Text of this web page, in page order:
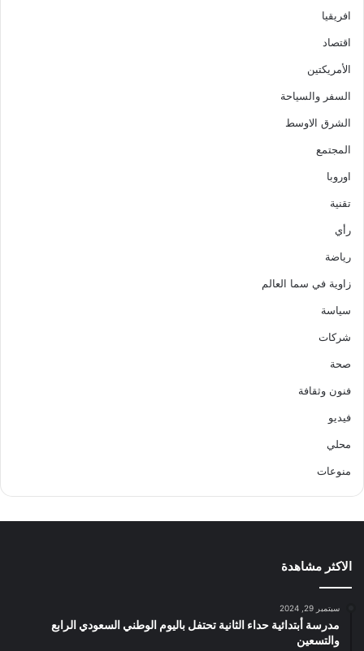
افريقيا
اقتصاد
الأمريكتين
السفر والسياحة
الشرق الاوسط
المجتمع
اوروبا
تقنية
رأي
رياضة
زاوية في سما العالم
سياسة
شركات
صحة
فنون وثقافة
فيديو
محلي
منوعات
الاكثر مشاهدة
سبتمبر 29, 2024
مدرسة أبتدائية حداء الثانية تحتفل باليوم الوطني السعودي الرابع
والتسعين